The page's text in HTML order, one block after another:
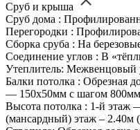
Сруб и крыша
Сруб дома :
Перегородки :
Сборка сруба : На
Соединение углов : В
Утеплитель: Межвенцовый
Балки потолка : Обрезная
— 150х50мм с шагом 800мм
Высота потолка : 1-й этаж
(мансардный) этаж – 2.40м